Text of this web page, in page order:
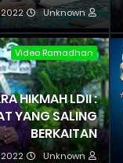
Unknown
2022
Video Ramadhan
HIKMAH LDII :
YANG SALING
BERKAITAN
Unknown